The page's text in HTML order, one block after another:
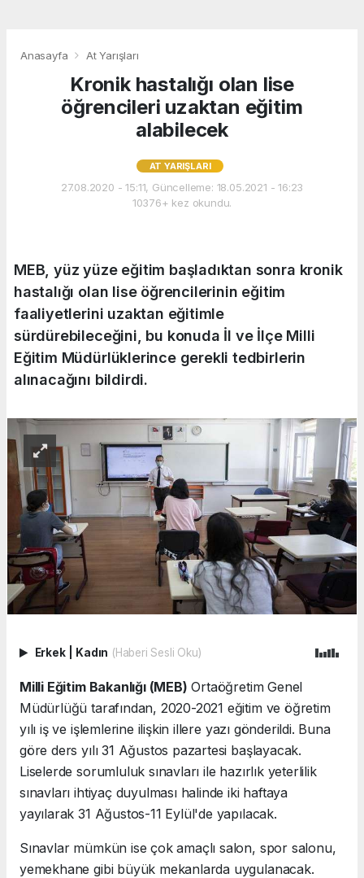
Anasayfa At Yarışları
Kronik hastalığı olan lise
öğrencileri uzaktan eğitim
alabilecek
AT YARIŞLARI
27.08.2020 - 15:11, Güncelleme: 18.05.2021 - 16:23
10376+ kez okundu.
MEB, yüz yüze eğitim başladıktan sonra kronik
hastalığı olan lise öğrencilerinin eğitim
faaliyetlerini uzaktan eğitimle
sürdürebileceğini, bu konuda İl ve İlçe Milli
Eğitim Müdürlüklerince gerekli tedbirlerin
alınacağını bildirdi.
Erkek Kadın (Haberi Sesli Oku)
Milli Eğitim Bakanlığı (MEB) Ortaöğretim Genel
Müdürlüğü tarafından, 2020-2021 eğitim ve öğretim
yılı iş ve işlemlerine ilişkin illere yazı gönderildi. Buna
göre ders yılı 31 Ağustos pazartesi başlayacak.
Liselerde sorumluluk sınavları ile hazırlık yeterlilik
sınavları ihtiyaç duyulması halinde iki haftaya
yayılarak 31 Ağustos-11 Eylül'de yapılacak.
Sınavlar mümkün ise çok amaçlı salon, spor salonu,
yemekhane gibi büyük mekanlarda uygulanacak.